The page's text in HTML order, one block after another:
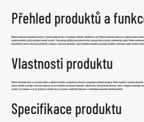
Přehled produktů a
Moderní montované domypřináší revoluci v bytovém průmyslu tím, že kombinuje efektivitu, udržitelnost a styl. Moderní montované domy jsou vyráběny pomocí
továrním prostředí a jejich následnou montáž na místě. Tento přístup zajišťuje konzistentní kvalitu, zkracuje dobu výstavby a minimalizuje odpad. Moderní
kancelářských prostor, dočasných přístřešků a dokonce i nouzových přístřešků. Jejich modulární konstrukce poskytuje flexibilitu a umožňuje snadné rozšíření,
Vlastnosti produktu
Moderní montované domy se vyznačují lehkou a odolnou konstrukcí, energetickou účinností a elegantním moderním designem. Mnoho modelů je vybaveno
snížení nákladů na energii. Často jsou vybaveny vysoce kvalitními povrchovými úpravami, velkými okny, která poskytují přirozené světlo, a integrací technologií
sestavit, což znamená, že je lze postavit za zlomek času ve srovnání s tradičními budovami a s minimálním narušením okolního prostředí.
Specifikace produktu